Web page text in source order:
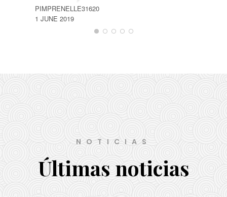
PIMPRENELLE31620
1 JUNE 2019
NOTICIAS
Últimas noticias